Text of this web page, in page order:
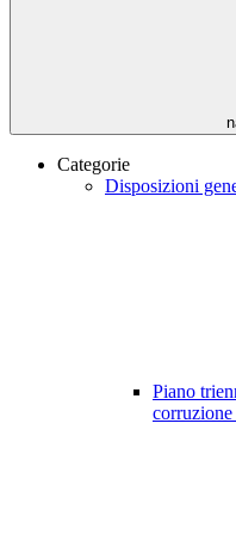
Categorie
Disposizioni
Piano
corruzione